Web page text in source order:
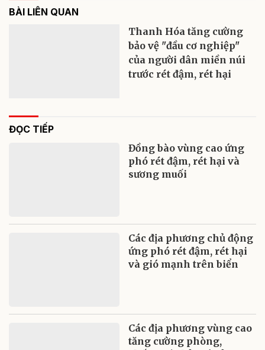
BÀI LIÊN QUAN
Thanh Hóa tăng cường
bảo vệ "đầu cơ nghiệp"
của người dân miền núi
trước rét đậm, rét hại
ĐỌC TIẾP
Đồng bào vùng cao ứng
phó rét đậm, rét hại và
sương muối
Các địa phương chủ động
ứng phó rét đậm, rét hại
và gió mạnh trên biển
Các địa phương vùng cao
tăng cường phòng,